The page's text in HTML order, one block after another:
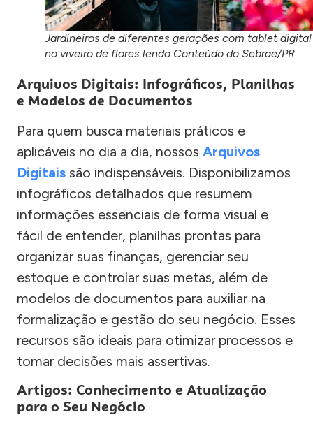
Jardineiros de diferentes gerações com tablet digital
no viveiro de flores lendo Conteúdo do Sebrae/PR.
Arquivos Digitais: Infográficos, Planilhas
e Modelos de Documentos
Para quem busca materiais práticos e
aplicáveis no dia a dia, nossos Arquivos
Digitais são indispensáveis. Disponibilizamos
infográficos detalhados que resumem
informações essenciais de forma visual e
fácil de entender, planilhas prontas para
organizar suas finanças, gerenciar seu
estoque e controlar suas metas, além de
modelos de documentos para auxiliar na
formalização e gestão do seu negócio. Esses
recursos são ideais para otimizar processos e
tomar decisões mais assertivas.
Artigos: Conhecimento e Atualização
para o Seu Negócio